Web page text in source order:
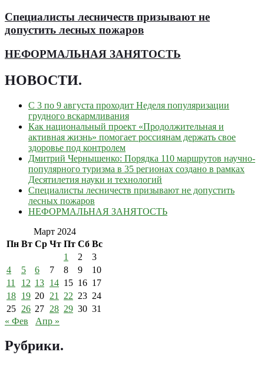
Специалисты лесничеств призывают не
допустить лесных пожаров
НЕФОРМАЛЬНАЯ ЗАНЯТОСТЬ
НОВОСТИ.
С 3 по 9 августа проходит Неделя популяризации
грудного вскармливания
Как национальный проект «Продолжительная и
активная жизнь» помогает россиянам держать свое
здоровье под контролем
Дмитрий Чернышенко: Порядка 110 маршрутов научно-
популярного туризма в 35 регионах создано в рамках
Десятилетия науки и технологий
Специалисты лесничеств призывают не допустить
лесных пожаров
НЕФОРМАЛЬНАЯ ЗАНЯТОСТЬ
Март 2024
Пн Вт Ср Чт Пт Сб Вс
1
2
3
4
5 6 7 8 9
10
11
12 13 14 15 16 17
18 19 20 21 22 23 24
25 26 27 28 29 30 31
« Фев
Апр »
Рубрики.